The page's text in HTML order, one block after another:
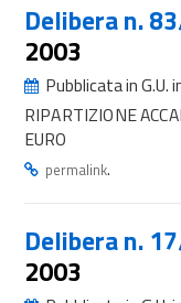
Delibera n.
2003
Pubblicata in
RIPARTIZIONE
EURO
permalink.
Delibera n.
2003